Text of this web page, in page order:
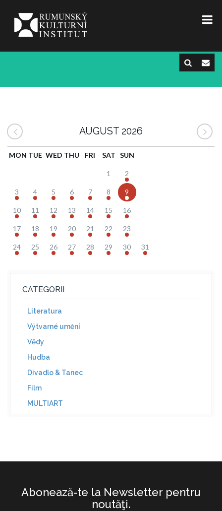
AUGUST 2026
MON TUE WED THU FRI SAT SUN
1 2
3 4 5 6 7 8 9
10 11 12 13 14 15 16
17 18 19 20 21 22 23
24 25 26 27 28 29 30 31
CATEGORII
Literatura
Výtvarné umění
Vědy
Hudba
Divadlo & Tanec
Film
MULTIART
Abonează-te la Newsletter pentru
noutăţi.